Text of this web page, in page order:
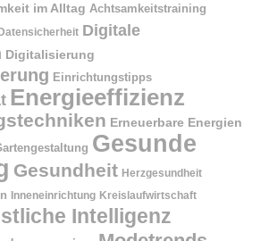
im Alltag Achtsamkeitstraining
Datensicherheit Digitale
Digitalisierung
Einrichtungstipps
Energieeffizienz
Erneuerbare Energien
Gesunde
Gesundheit Herzgesundheit
Inneneinrichtung Kreislaufwirtschaft
Intelligenz